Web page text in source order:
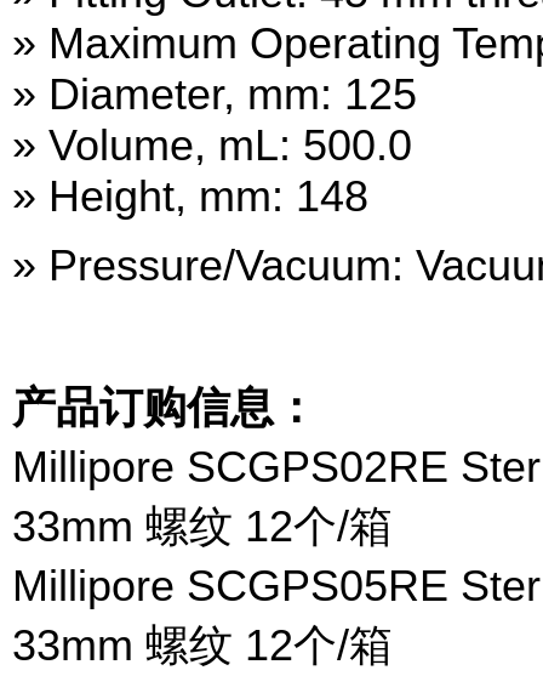
» Maximum Operating
» Diameter, mm: 125
» Volume, mL: 500.0
» Height, mm: 148
» Pressure/Vacuum:
产品订购信息：
Millipore SCGPS02RE
33mm 螺纹 12个/箱
Millipore SCGPS05RE
33mm 螺纹 12个/箱